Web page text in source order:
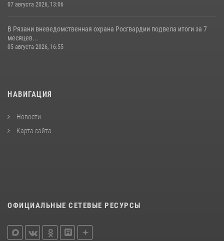
07 августа 2026, 13:06
В Рязани вневедомственная охрана Росгвардии подвела итоги за 7
месяцев...
05 августа 2026, 16:55
НАВИГАЦИЯ
Новости
Карта сайта
ОФИЦИАЛЬНЫЕ СЕТЕВЫЕ РЕСУРСЫ